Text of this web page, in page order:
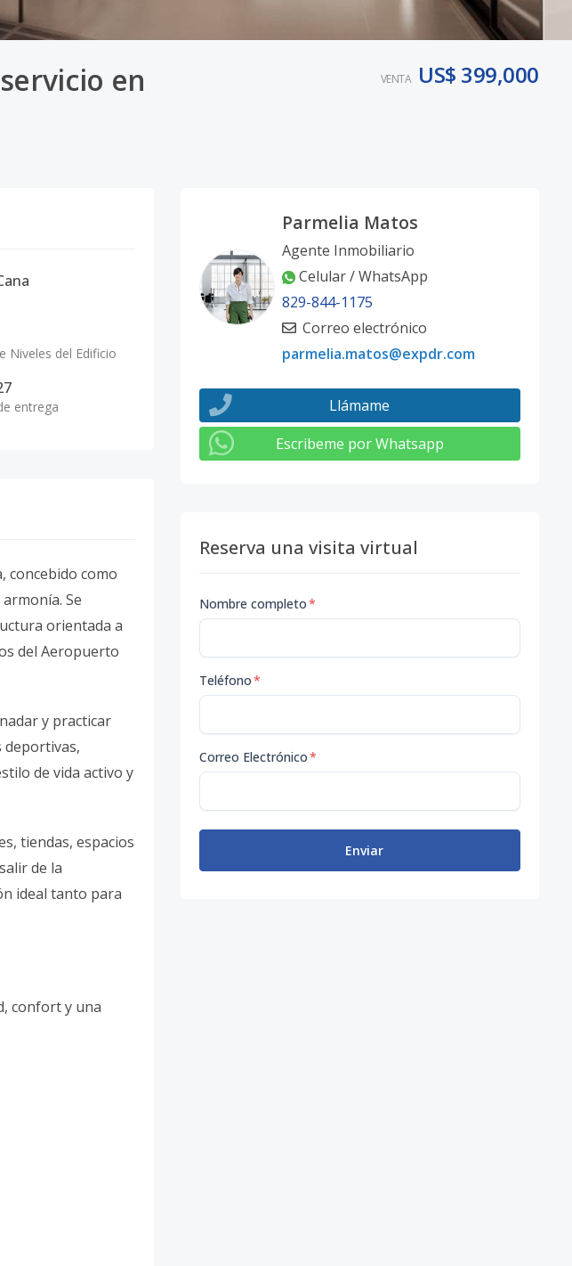
en
VENTA US$ 399,000
Niveles del Edificio
entrega
concebido como
Se
orientada a
del Aeropuerto
y practicar
deportivas,
de vida activo y
tiendas, espacios
de la
ideal tanto para
confort y una
Parmelia Matos
Agente Inmobiliario
Celular / WhatsApp
829-844-1175
Correo electrónico
parmelia.matos@expdr.com
Llámame
Escribeme por Whatsapp
Reserva una visita virtual
Nombre completo*
Teléfono*
Correo Electrónico*
Enviar